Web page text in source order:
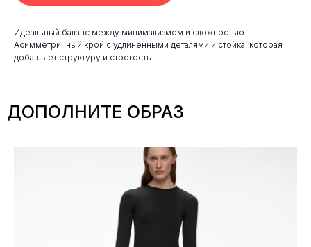
Идеальный баланс между минимализмом и сложностью.
Асимметричный крой с удлинёнными деталями и стойка, которая
добавляет структуру и строгость.
ДОПОЛНИТЕ ОБРАЗ